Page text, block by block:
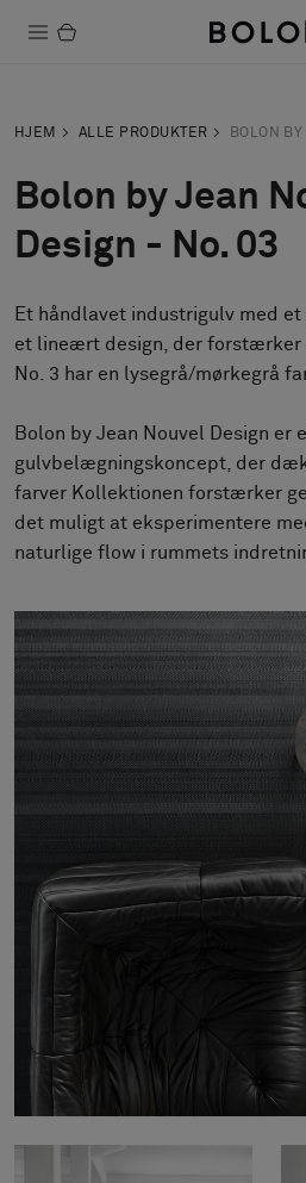
Bæredygtighed
Installation
Vedligeholdelse
Designersamarbejder
Stories
FAQ
Om os
Image & Material Bank
Vælg land
HJEM ALLE PRODUKTER BOLON
Bolon by Jean
Design - No. 03
Et håndlavet industrigulv med
et lineært design, der forstærker
No. 3 har en lysegrå/mørkegrå
Bolon by Jean Nouvel Design er
gulvbelægningskoncept, der
farver Kollektionen forstærker
det muligt at eksperimentere
naturlige flow i rummets